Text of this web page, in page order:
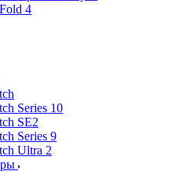
4
Series 10
SE2
Series 9
Ultra 2